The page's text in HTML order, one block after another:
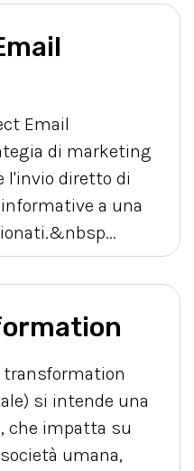
Email
di marketing
l'invio diretto di
a una
si intende una
che impatta su
umana,